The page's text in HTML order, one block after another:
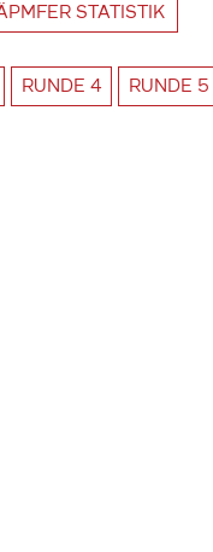
STATISTIK
RUNDE 4 RUNDE 5